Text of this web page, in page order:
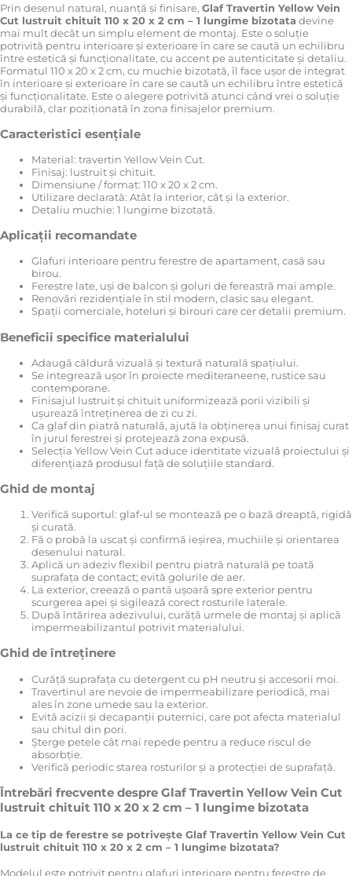
Prin desenul natural, nuanță și finisare, Glaf Travertin Yellow Vein
Cut lustruit chituit 110 x 20 x 2 cm – 1 lungime bizotata devine
mai mult decât un simplu element de montaj. Este o soluție
potrivită pentru interioare și exterioare în care se caută un echilibru
între estetică și funcționalitate, cu accent pe autenticitate și detaliu.
Formatul 110 x 20 x 2 cm, cu muchie bizotată, îl face ușor de integrat
în interioare și exterioare în care se caută un echilibru între estetică
și funcționalitate. Este o alegere potrivită atunci când vrei o soluție
durabilă, clar poziționată în zona finisajelor premium.
Caracteristici esențiale
Material: travertin Yellow Vein Cut.
Finisaj: lustruit și chituit.
Dimensiune / format: 110 x 20 x 2 cm.
Utilizare declarată: Atât la interior, cât și la exterior.
Detaliu muchie: 1 lungime bizotată.
Aplicații recomandate
Glafuri interioare pentru ferestre de apartament, casă sau
birou.
Ferestre late, uși de balcon și goluri de fereastră mai ample.
Renovări rezidențiale în stil modern, clasic sau elegant.
Spații comerciale, hoteluri și birouri care cer detalii premium.
Beneficii specifice materialului
Adaugă căldură vizuală și textură naturală spațiului.
Se integrează ușor în proiecte mediteraneene, rustice sau
contemporane.
Finisajul lustruit și chituit uniformizează porii vizibili și
ușurează întreținerea de zi cu zi.
Ca glaf din piatră naturală, ajută la obținerea unui finisaj curat
în jurul ferestrei și protejează zona expusă.
Selecția Yellow Vein Cut aduce identitate vizuală proiectului și
diferențiază produsul față de soluțiile standard.
Ghid de montaj
Verifică suportul: glaf-ul se montează pe o bază dreaptă, rigidă
și curată.
Fă o probă la uscat și confirmă ieșirea, muchiile și orientarea
desenului natural.
Aplică un adeziv flexibil pentru piatră naturală pe toată
suprafața de contact; evită golurile de aer.
La exterior, creează o pantă ușoară spre exterior pentru
scurgerea apei și sigilează corect rosturile laterale.
După întărirea adezivului, curăță urmele de montaj și aplică
impermeabilizantul potrivit materialului.
Ghid de întreținere
Curăță suprafața cu detergent cu pH neutru și accesorii moi.
Travertinul are nevoie de impermeabilizare periodică, mai
ales în zone umede sau la exterior.
Evită acizii și decapanții puternici, care pot afecta materialul
sau chitul din pori.
Șterge petele cât mai repede pentru a reduce riscul de
absorbție.
Verifică periodic starea rosturilor și a protecției de suprafață.
Întrebări frecvente despre Glaf Travertin Yellow Vein Cut
lustruit chituit 110 x 20 x 2 cm – 1 lungime bizotata
La ce tip de ferestre se potrivește Glaf Travertin Yellow Vein Cut
lustruit chituit 110 x 20 x 2 cm – 1 lungime bizotata?
Modelul este potrivit pentru glafuri interioare pentru ferestre de